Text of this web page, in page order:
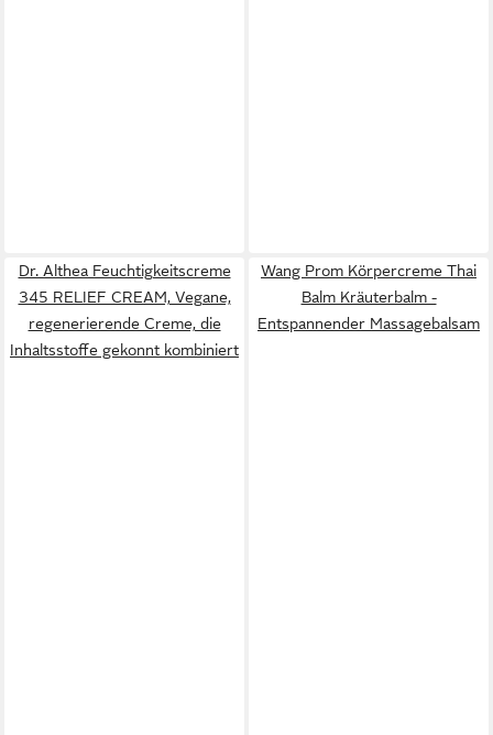
Dr. Althea Feuchtigkeitscreme
345 RELIEF CREAM, Vegane,
regenerierende Creme, die
Inhaltsstoffe gekonnt kombiniert
Wang Prom Körpercreme Thai
Balm Kräuterbalm -
Entspannender Massagebalsam